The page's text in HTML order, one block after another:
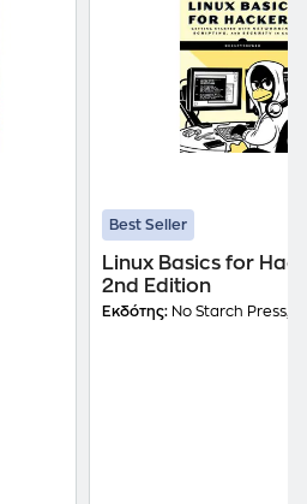
Best Seller
Linux Basics for
2nd Edition
Εκδότης: No Starch Press,US